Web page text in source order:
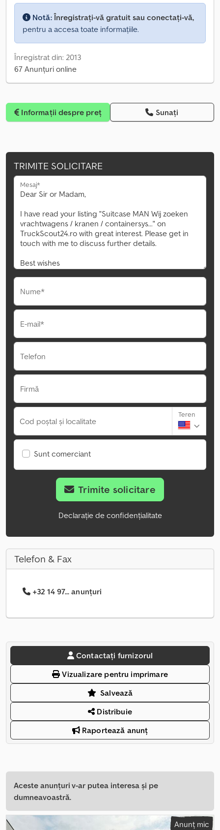
Notă:Înregistrați-vă gratuit sau conectați-vă,
pentru a accesa toate informațiile.
Înregistrat din: 2013
67 Anunțuri online
Informații despre preț Sunați
TRIMITE SOLICITARE
Mesaj*
Nume*
E-mail*
Telefon
Firmă
Cod poștal și localitate
Teren
Sunt comerciant
Trimite solicitare
Declarație de confidențialitate
Telefon & Fax
+32 14 97... anunțuri
Contactați furnizorul
Vizualizare pentru imprimare
Salvează
Distribuie
Raportează anunț
Aceste anunțuri v-ar putea interesa și pe
dumneavoastră.
Anunț mic